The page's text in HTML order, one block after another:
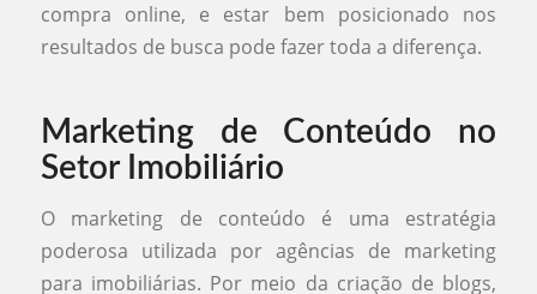
compra online, e estar bem posicionado nos
resultados de busca pode fazer toda a diferença.
Marketing de Conteúdo no
Setor Imobiliário
O marketing de conteúdo é uma estratégia
poderosa utilizada por agências de marketing
para imobiliárias. Por meio da criação de blogs,